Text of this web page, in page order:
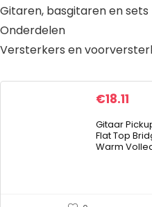
Gitaren, basgitaren en sets
Onderdelen
Versterkers en
€18.11
Gitaar
Flat Top
Warm